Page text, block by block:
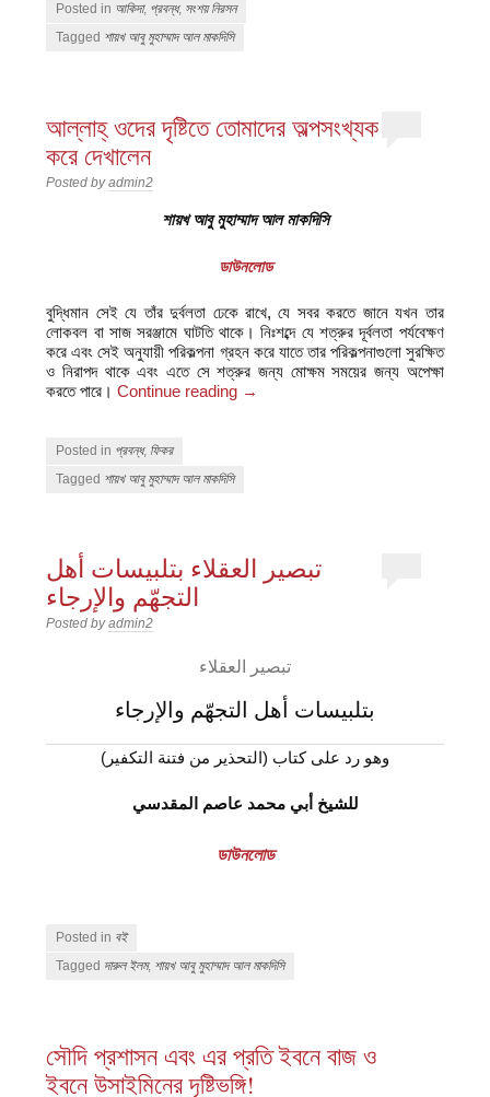
Posted in আকিদা, প্রবন্ধ, সংশয় নিরসন
Tagged শায়খ আবু মুহাম্মাদ আল মাকদিসি
আল্লাহ্ ওদের দৃষ্টিতে তোমাদের অল্পসংখ্যক
করে দেখালেন
Posted byadmin2
শায়খ আবু মুহাম্মাদ আল মাকদিসি
ডাউনলোড
বুদ্ধিমান সেই যে তাঁর দুর্বলতা ঢেকে রাখে, যে সবর করতে জানে যখন তার
লোকবল বা সাজ সরঞ্জামে ঘাটতি থাকে। নিঃশব্দে যে শত্রুর দূর্বলতা পর্যবেক্ষণ
করে এবং সেই অনুযায়ী পরিকল্পনা গ্রহন করে যাতে তার পরিকল্পনাগুলো সুরক্ষিত
ও নিরাপদ থাকে এবং এতে সে শত্রুর জন্য মোক্ষম সময়ের জন্য অপেক্ষা
করতে পারে।Continue reading →
Posted in প্রবন্ধ, ফিকর
Tagged শায়খ আবু মুহাম্মাদ আল মাকদিসি
تبصير العقلاء بتلبيسات أهل
التجهّم والإرجاء
Posted byadmin2
تبصير العقلاء
بتلبيسات أهل التجهّم والإرجاء
وهو رد على كتاب (التحذير من فتنة التكفير)
للشيخ أبي محمد عاصم المقدسي
ডাউনলোড
Posted in বই
Tagged দারুল ইলম, শায়খ আবু মুহাম্মাদ আল মাকদিসি
সৌদি প্রশাসন এবং এর প্রতি ইবনে বাজ ও
ইবনে উসাইমিনের দৃষ্টিভঙ্গি!